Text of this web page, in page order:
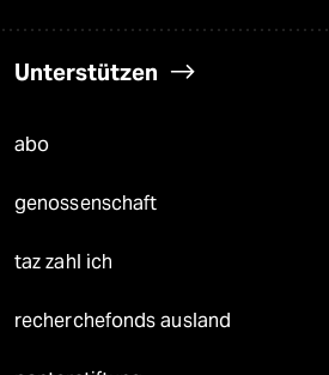
Unterstützen
abo
genossenschaft
taz zahl ich
recherchefonds ausland